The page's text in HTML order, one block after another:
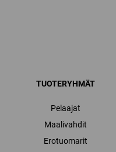
TUOTERYHMÄT
Pelaajat
Maalivahdit
Erotuomarit